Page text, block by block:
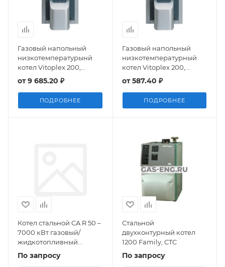
Газовый напольный
низкотемпературынй
котел Vitoplex 200,
работающий на газе/
дизельном топливе, 200
кВт, Viessmann
от9 685.20 ₽
ПОДРОБНЕЕ
Газовый напольный
низкотемпературный
котел Vitoplex 200,
работающий на газе/
дизельном топливе, 90
кВт, Viessmann
от587.40 ₽
ПОДРОБНЕЕ
Котел стальной CA R 50 –
7000 кВт газовый/
жидкотопливный
наддувный, De Dietrich
По запросу
Стальной
двухконтурный котел
1200 Family, CTC
По запросу